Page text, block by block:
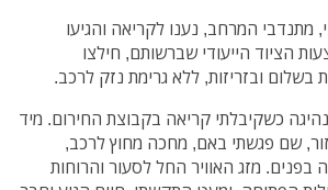
מתנדבי המרחב, נענו לקריאה והגיעו
הציוד הייעודי שברשותם, חילצו
ובזריזות, ללא גרימת נזק לרכב.
כשקיבלתי קריאה בקבוצת החירום. מיד
שם פגשתי באם, מחכה מחוץ לרכב,
מזג האוויר החל לסעור והרוחות